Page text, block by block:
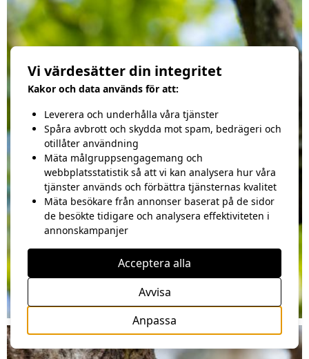
Vi värdesätter din integritet
Kakor och data används för att:
Leverera och underhålla våra tjänster
Spåra avbrott och skydda mot spam, bedrägeri och
otillåter användning
Mäta målgruppsengagemang och
webbplatsstatistik så att vi kan analysera hur våra
tjänster används och förbättra tjänsternas kvalitet
Mäta besökare från annonser baserat på de sidor
de besökte tidigare och analysera effektiviteten i
annonskampanjer
Anpassa
Avvisa
Acceptera alla